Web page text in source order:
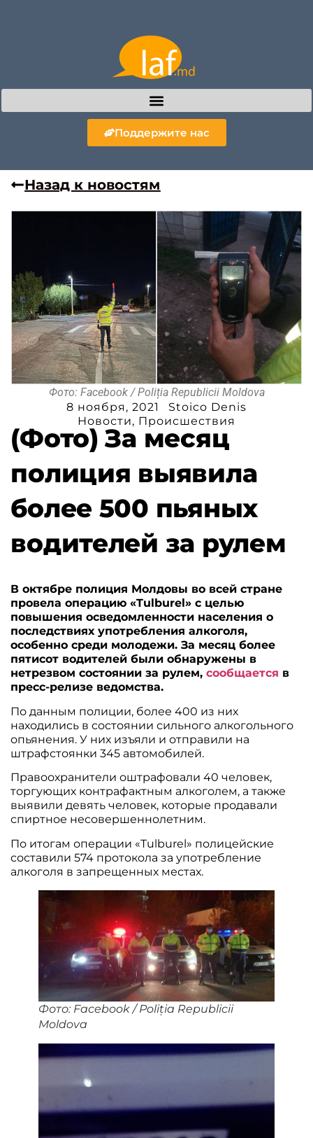
Поддержите нас
Назад к новостям
Фото: Facebook / Poliția Republicii Moldova
8 ноября, 2021
Stoico Denis
Новости, Происшествия
(Фото) За месяц
полиция выявила
более 500 пьяных
водителей за рулем
В октябре полиция Молдовы во всей стране
провела операцию «Tulburel» с целью
повышения осведомленности населения о
последствиях употребления алкоголя,
особенно среди молодежи. За месяц более
пятисот водителей были обнаружены в
нетрезвом состоянии за рулем,сообщается в
пресс-релизе ведомства.
По данным полиции, более 400 из них
находились в состоянии сильного алкогольного
опьянения. У них изъяли и отправили на
штрафстоянки 345 автомобилей.
Правоохранители оштрафовали 40 человек,
торгующих контрафактным алкоголем, а также
выявили девять человек, которые продавали
спиртное несовершеннолетним.
По итогам операции «Tulburel» полицейские
составили 574 протокола за употребление
алкоголя в запрещенных местах.
Фото: Facebook / Poliția Republicii
Moldova